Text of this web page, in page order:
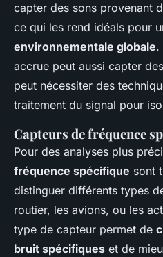
capter des sons provenant
ce qui les rend idéals pour
environnementale globale.
accrue peut aussi capter
peut nécessiter des
traitement du signal pour
Capteurs de fréquence
Pour des analyses plus
fréquence spécifique sont
distinguer différents types
routier, les avions, ou les
type de capteur permet de
bruit spécifiques et de